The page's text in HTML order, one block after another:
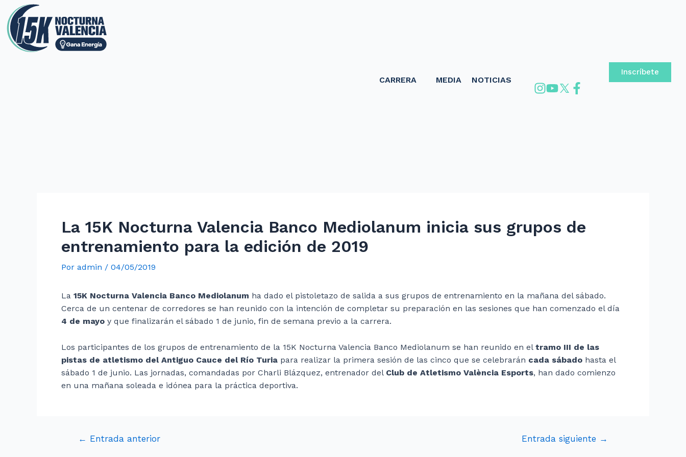
CARRERA MEDIA NOTICIAS
Inscríbete
La 15K Nocturna Valencia Banco Mediolanum inicia sus grupos de
entrenamiento para la edición de 2019
Por admin / 04/05/2019
La 15K Nocturna Valencia Banco Mediolanum ha dado el pistoletazo de salida a sus grupos de entrenamiento en la mañana del sábado.
Cerca de un centenar de corredores se han reunido con la intención de completar su preparación en las sesiones que han comenzado el día
4 de mayo y que finalizarán el sábado 1 de junio, fin de semana previo a la carrera.
Los participantes de los grupos de entrenamiento de la 15K Nocturna Valencia Banco Mediolanum se han reunido en el tramo III de las
pistas de atletismo del Antiguo Cauce del Río Turia para realizar la primera sesión de las cinco que se celebrarán cada sábado hasta el
sábado 1 de junio. Las jornadas, comandadas por Charli Blázquez, entrenador del Club de Atletismo València Esports, han dado comienzo
en una mañana soleada e idónea para la práctica deportiva.
← Entrada anterior Entrada siguiente →